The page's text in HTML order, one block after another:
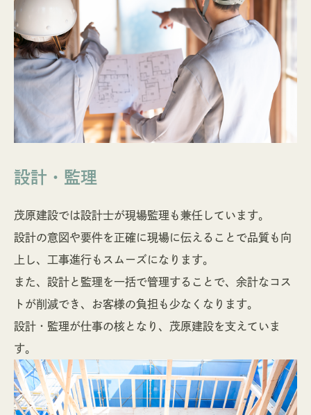
設計・監理
茂原建設では設計士が現場監理も兼任しています。
設計の意図や要件を正確に現場に伝えることで品質も向
上し、工事進行もスムーズになります。
また、設計と監理を一括で管理することで、余計なコス
トが削減でき、お客様の負担も少なくなります。
設計・監理が仕事の核となり、茂原建設を支えていま
す。